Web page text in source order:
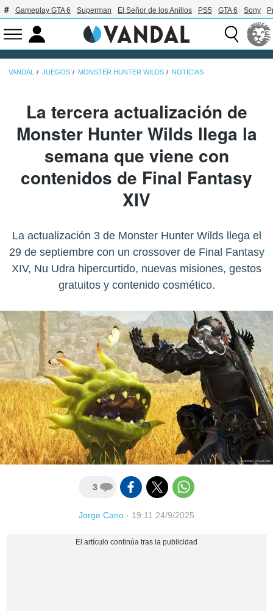
Gameplay GTA 6 Superman El Señor de los Anillos PS5 GTA 6 Sony
VANDAL JUEGOS MONSTER HUNTER WILDS NOTICIAS
La tercera actualización de
Monster Hunter Wilds llega la
semana que viene con
contenidos de Final Fantasy
XIV
La actualización 3 de Monster Hunter Wilds llega el
29 de septiembre con un crossover de Final Fantasy
XIV, Nu Udra hipercurtido, nuevas misiones, gestos
gratuitos y contenido cosmético.
3
Jorge Cano · 19:11 24/9/2025